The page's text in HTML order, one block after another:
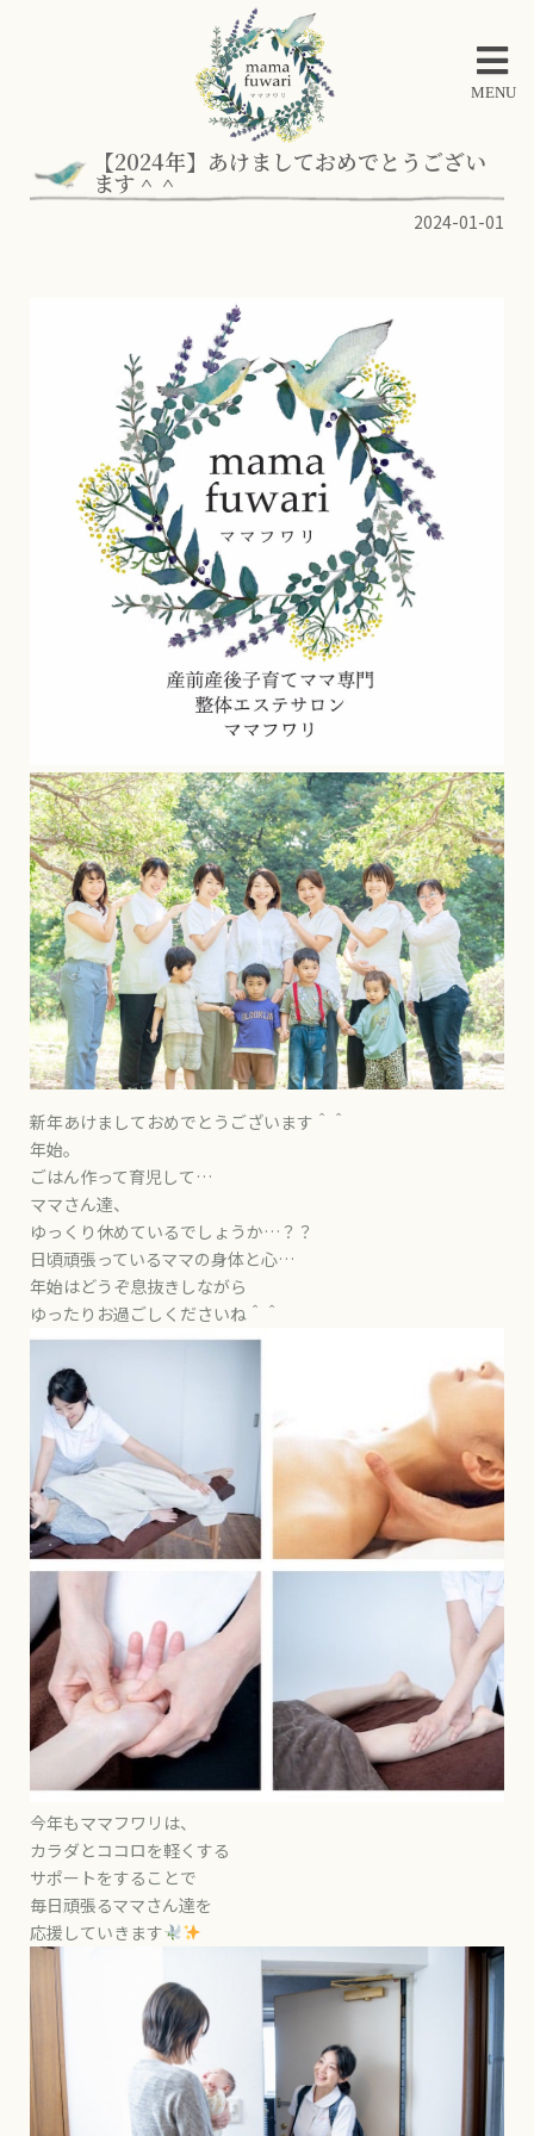
MENU
【2024年】あけましておめでとうござい
ます＾＾
2024-01-01
新年あけましておめでとうございます＾＾
年始。
ごはん作って育児して…
ママさん達、
ゆっくり休めているでしょうか…？？
日頃頑張っているママの身体と心…
年始はどうぞ息抜きしながら
ゆったりお過ごしくださいね＾＾
今年もママフワリは、
カラダとココロを軽くする
サポートをすることで
毎日頑張るママさん達を
応援していきます